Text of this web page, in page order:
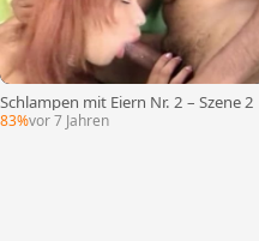
Schlampen mit Eiern Nr. 2 – Szene 2
83%vor 7 Jahren